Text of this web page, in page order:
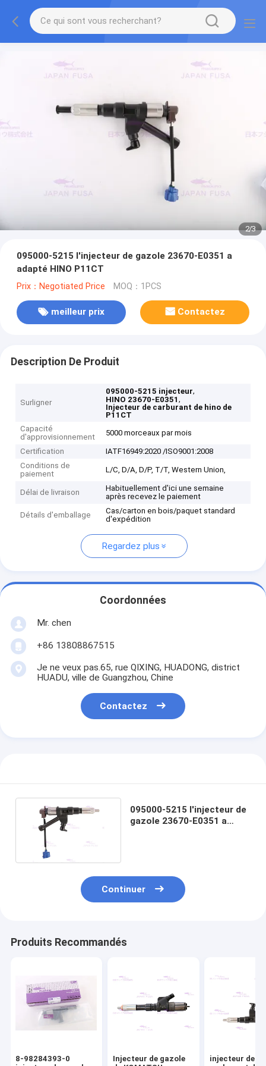
2/3
095000-5215 l'injecteur de gazole 23670-E0351 a
adapté HINO P11CT
Prix：Negotiated Price MOQ：1PCS
meilleur prix Contactez
Description De Produit
Surligner
095000-5215 injecteur,
HINO 23670-E0351,
Injecteur de carburant de hino de
P11CT
Capacité
d'approvisionnement
5000 morceaux par mois
Certification
IATF16949:2020 /ISO9001:2008
Conditions de
paiement
L/C, D/A, D/P, T/T, Western Union,
Délai de livraison
Habituellement d'ici une semaine
après recevez le paiement
Détails d'emballage
Cas/carton en bois/paquet standard
d'expédition
Regardez plus
Coordonnées
Mr. chen
+86 13808867515
Je ne veux pas.65, rue QIXING, HUADONG, district
HUADU, ville de Guangzhou, Chine
Contactez
095000-5215 l'injecteur de
gazole 23670-E0351 a
Continuer
Produits Recommandés
8-98284393-0
Injecteur de gazole
injecteur de